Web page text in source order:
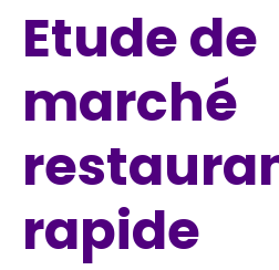
Etude de
marché
rapide